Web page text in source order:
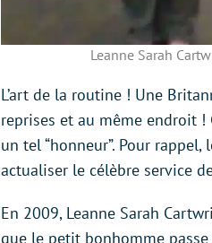
Leanne Sarah
L’art de la routine ! Une
reprises et au même endroit !
un tel “honneur”. Pour
actualiser le célèbre service
En 2009, Leanne Sarah
que le petit bonhomme